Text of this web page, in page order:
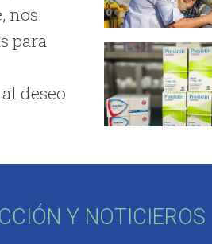
nos
para
deseo
Y NOTICIEROS